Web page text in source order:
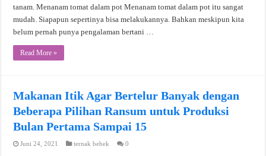
tanam. Menanam tomat dalam pot Menanam tomat dalam pot itu sangat
mudah. Siapapun sepertinya bisa melakukannya. Bahkan meskipun kita
belum pernah punya pengalaman bertani …
Read More »
Makanan Itik Agar Bertelur Banyak dengan
Beberapa Pilihan Ransum untuk Produksi
Bulan Pertama Sampai 15
Juni 24, 2021 ternak bebek 0